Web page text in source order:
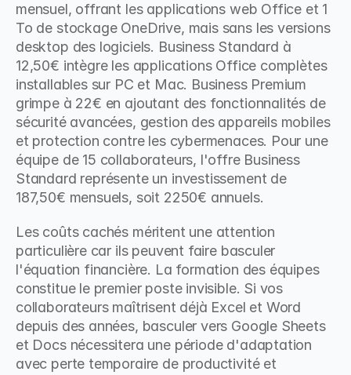
mensuel, offrant les applications web Office et 1
To de stockage OneDrive, mais sans les versions
desktop des logiciels. Business Standard à
12,50€ intègre les applications Office complètes
installables sur PC et Mac. Business Premium
grimpe à 22€ en ajoutant des fonctionnalités de
sécurité avancées, gestion des appareils mobiles
et protection contre les cybermenaces. Pour une
équipe de 15 collaborateurs, l'offre Business
Standard représente un investissement de
187,50€ mensuels, soit 2250€ annuels.
Les coûts cachés méritent une attention
particulière car ils peuvent faire basculer
l'équation financière. La formation des équipes
constitue le premier poste invisible. Si vos
collaborateurs maîtrisent déjà Excel et Word
depuis des années, basculer vers Google Sheets
et Docs nécessitera une période d'adaptation
avec perte temporaire de productivité et